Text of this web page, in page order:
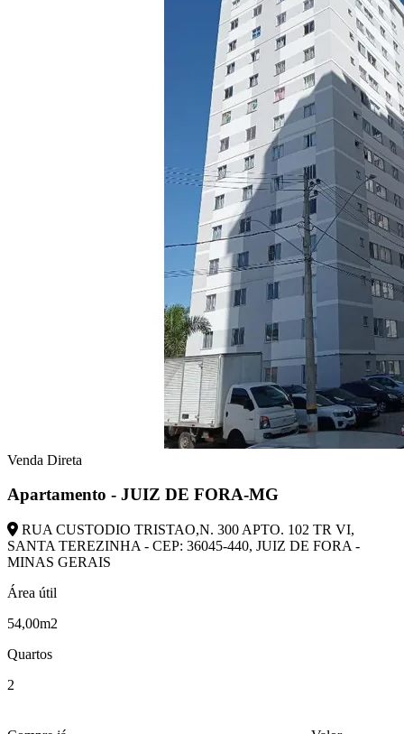
Venda Direta
Apartamento - JUIZ DE FORA-MG
RUA CUSTODIO TRISTAO,N. 300 APTO. 102 TR VI,
SANTA TEREZINHA - CEP: 36045-440, JUIZ DE FORA -
MINAS GERAIS
Área útil
54,00m2
Quartos
2